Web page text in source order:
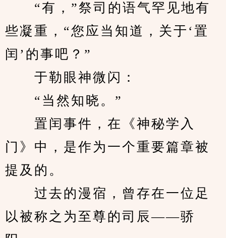
“有，”祭司的语气罕见地有
些凝重，“您应当知道，关于‘置
闰’的事吧？”
于勒眼神微闪：
“当然知晓。”
置闰事件，在《神秘学入
门》中，是作为一个重要篇章被
提及的。
过去的漫宿，曾存在一位足
以被称之为至尊的司辰——骄